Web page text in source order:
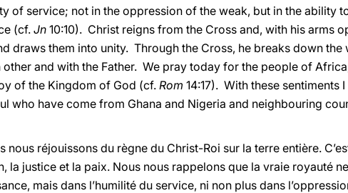
of service; not in the oppression of the weak, but in the ability
(cf. Jn 10:10). Christ reigns from the Cross and, with his arms
draws them into unity. Through the Cross, he breaks down the
and with the Father. We pray today for the people of
of the Kingdom of God (cf. Rom 14:17). With these sentiments
who have come from Ghana and Nigeria and neighbouring
nous réjouissons du règne du Christ-Roi sur la terre entière.
la justice et la paix. Nous nous rappelons que la vraie royauté
mais dans l’humilité du service, ni non plus dans